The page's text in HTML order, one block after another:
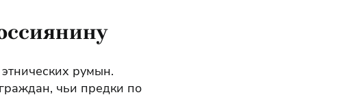
румын.
чьи предки по